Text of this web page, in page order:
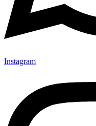
Instagram